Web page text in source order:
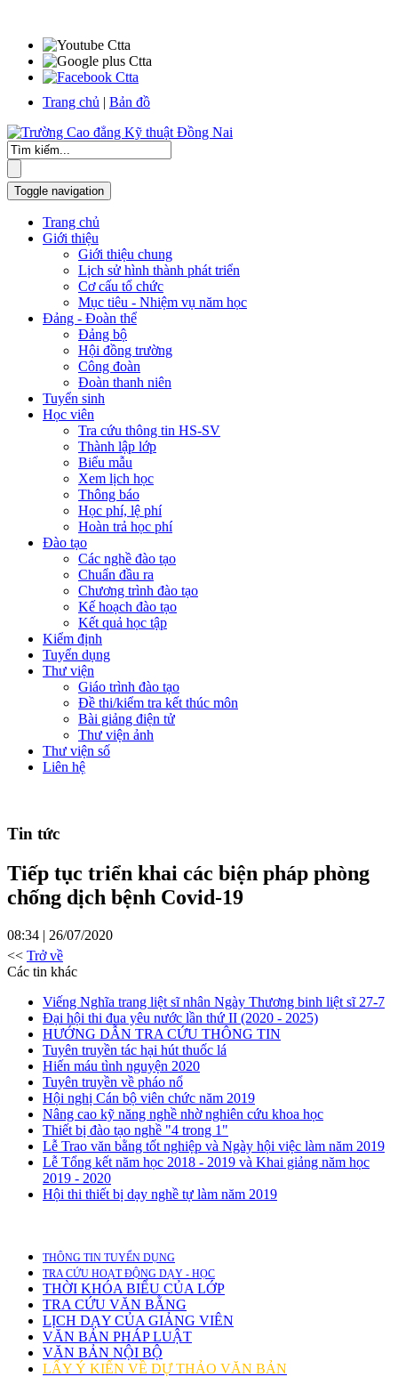
Trang chủ | Bản đồ
Toggle navigation
Trang chủ
Giới thiệu
Giới thiệu chung
Lịch sử hình thành phát triển
Cơ cấu tổ chức
Mục tiêu - Nhiệm vụ năm học
Đảng - Đoàn thể
Đảng bộ
Hội đồng trường
Công đoàn
Đoàn thanh niên
Tuyển sinh
Học viên
Tra cứu thông tin HS-SV
Thành lập lớp
Biểu mẫu
Xem lịch học
Thông báo
Học phí, lệ phí
Hoàn trả học phí
Đào tạo
Các nghề đào tạo
Chuẩn đầu ra
Chương trình đào tạo
Kế hoạch đào tạo
Kết quả học tập
Kiểm định
Tuyển dụng
Thư viện
Giáo trình đào tạo
Đề thi/kiểm tra kết thúc môn
Bài giảng điện tử
Thư viện ảnh
Thư viện số
Liên hệ
Tin tức
Tiếp tục triển khai các biện pháp phòng
chống dịch bệnh Covid-19
08:34 | 26/07/2020
<< Trở về
Các tin khác
Viếng Nghĩa trang liệt sĩ nhân Ngày Thương binh liệt sĩ 27-7
Đại hội thi đua yêu nước lần thứ II (2020 - 2025)
HƯỚNG DẪN TRA CỨU THÔNG TIN
Tuyên truyền tác hại hút thuốc lá
Hiến máu tình nguyện 2020
Tuyên truyền về pháo nổ
Hội nghị Cán bộ viên chức năm 2019
Nâng cao kỹ năng nghề nhờ nghiên cứu khoa học
Thiết bị đào tạo nghề "4 trong 1"
Lễ Trao văn bằng tốt nghiệp và Ngày hội việc làm năm 2019
Lễ Tổng kết năm học 2018 - 2019 và Khai giảng năm học
2019 - 2020
Hội thi thiết bị dạy nghề tự làm năm 2019
THÔNG TIN TUYỂN DỤNG
TRA CỨU HOẠT ĐỘNG DẠY - HỌC
THỜI KHÓA BIỂU CỦA LỚP
TRA CỨU VĂN BẰNG
LỊCH DẠY CỦA GIẢNG VIÊN
VĂN BẢN PHÁP LUẬT
VĂN BẢN NỘI BỘ
LẤY Ý KIẾN VỀ DỰ THẢO VĂN BẢN